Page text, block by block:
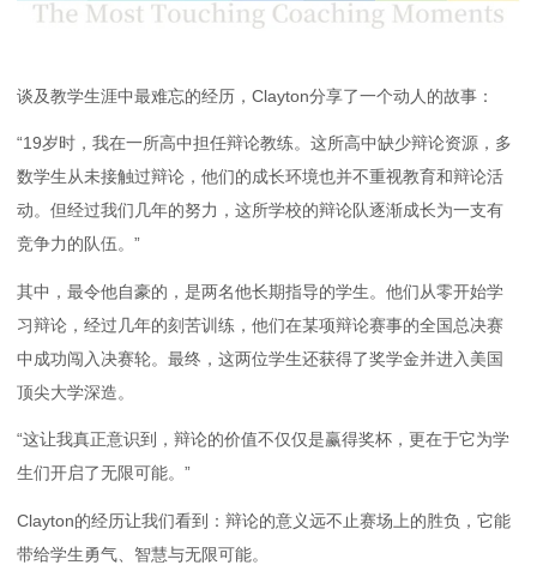
谈及教学生涯中最难忘的经历，Clayton分享了一个动人的故事：
“19岁时，我在一所高中担任辩论教练。这所高中缺少辩论资源，多
数学生从未接触过辩论，他们的成长环境也并不重视教育和辩论活
动。但经过我们几年的努力，这所学校的辩论队逐渐成长为一支有
竞争力的队伍。”
其中，最令他自豪的，是两名他长期指导的学生。他们从零开始学
习辩论，经过几年的刻苦训练，他们在某项辩论赛事的全国总决赛
中成功闯入决赛轮。最终，这两位学生还获得了奖学金并进入美国
顶尖大学深造。
“这让我真正意识到，辩论的价值不仅仅是赢得奖杯，更在于它为学
生们开启了无限可能。”
Clayton的经历让我们看到：辩论的意义远不止赛场上的胜负，它能
带给学生勇气、智慧与无限可能。